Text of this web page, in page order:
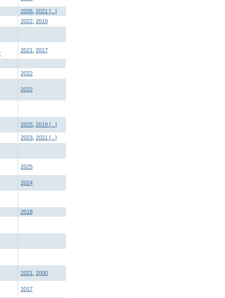
2026 2021 [...]
2022 2019
2021 2017
2022
2022
2025 2019 [...]
2023 2021 [...]
2025
2024
2018
2021 2000
2017